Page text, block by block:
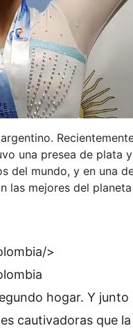
una presea de plata
del mundo, y en una
las mejores del planeta
>
hogar. Y
cautivadoras que